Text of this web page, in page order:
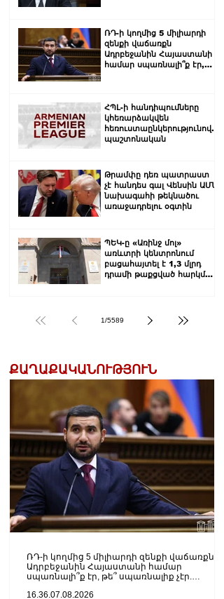
ՌԴ-ի կողմից 5 միլիարդի
զենքի վաճառքն
Ադրբեջանին Հայաստանի
համար սպառնալի՞ք էր,
ՀՊԼ-ի հանդիպումները
կհեռարձակվեն
հեռուստաընկերությունով.
պաշտոնական
Թրամփը դեռ պատրաստ
չէ հանդես գալ Վենսին ԱՄՆ
նախագահի թեկնածու
առաջադրելու օգտին
ՊԵԿ-ը «Առինջ մոլ»
առևտրի կենտրոնում
բացահայտել է 1,3 մլրդ
դրամի թաքցված հարկման
1/5589
ՔԱՂԱՔԱԿԱՆՈՒԹՅՈՒՆ
ՌԴ-ի կողմից 5 միլիարդի զենքի վաճառքն
Ադրբեջանին Հայաստանի համար
սպառնալի՞ք էր, թե՞ սպառնալիք չէր.
16.36.07.08.2026